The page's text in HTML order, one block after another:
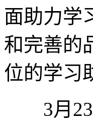
面助力学
和完善的
位的学习
3月23